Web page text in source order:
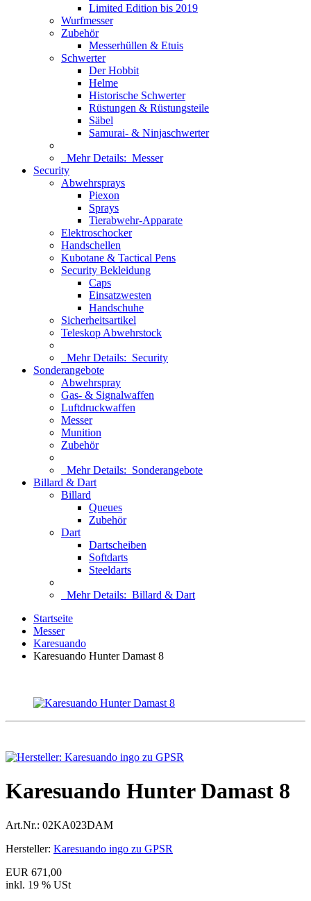
Limited Edition bis 2019
Wurfmesser
Zubehör
Messerhüllen & Etuis
Schwerter
Der Hobbit
Helme
Historische Schwerter
Rüstungen & Rüstungsteile
Säbel
Samurai- & Ninjaschwerter
Mehr Details: Messer
Security
Abwehrsprays
Piexon
Sprays
Tierabwehr-Apparate
Elektroschocker
Handschellen
Kubotane & Tactical Pens
Security Bekleidung
Caps
Einsatzwesten
Handschuhe
Sicherheitsartikel
Teleskop Abwehrstock
Mehr Details: Security
Sonderangebote
Abwehrspray
Gas- & Signalwaffen
Luftdruckwaffen
Messer
Munition
Zubehör
Mehr Details: Sonderangebote
Billard & Dart
Billard
Queues
Zubehör
Dart
Dartscheiben
Softdarts
Steeldarts
Mehr Details: Billard & Dart
Startseite
Messer
Karesuando
Karesuando Hunter Damast 8
Karesuando Hunter Damast 8
Art.Nr.: 02KA023DAM
Hersteller: Karesuando ingo zu GPSR
EUR 671,00
inkl. 19 % USt